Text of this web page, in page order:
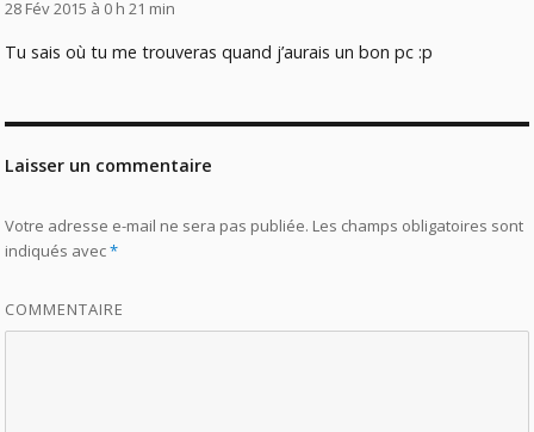
28 Fév 2015 à 0 h 21 min
Tu sais où tu me trouveras quand j’aurais un bon pc :p
Laisser un commentaire
Votre adresse e-mail ne sera pas publiée. Les champs obligatoires sont
indiqués avec*
COMMENTAIRE